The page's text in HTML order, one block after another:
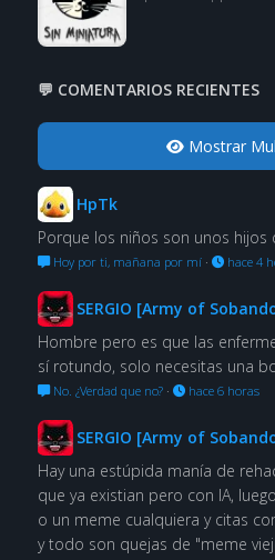
💬 COMENTARIOS RECIENTES
Mostrar
HpTk
Porque los niños son unos hijos
Hoy por ti, mañana por mí· hace 4
SERGIO [Army of
Hombre pero es que las
sí rotundo, solo necesitas una
No. ¿Verdad que no?· hace 6 horas
SERGIO [Army of
Hay una estúpida manía de
que ya existian pero con IA,
o un meme cualquiera y citas
y todo son quejas de "meme